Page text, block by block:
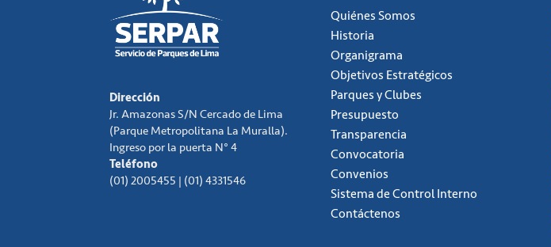
Dirección
Jr. Amazonas S/N Cercado de Lima
(Parque Metropolitana La Muralla).
Ingreso por la puerta N° 4
Teléfono
(01) 2005455 | (01) 4331546
Quiénes Somos
Historia
Organigrama
Objetivos Estratégicos
Parques y Clubes
Presupuesto
Transparencia
Convocatoria
Convenios
Sistema de Control Interno
Contáctenos